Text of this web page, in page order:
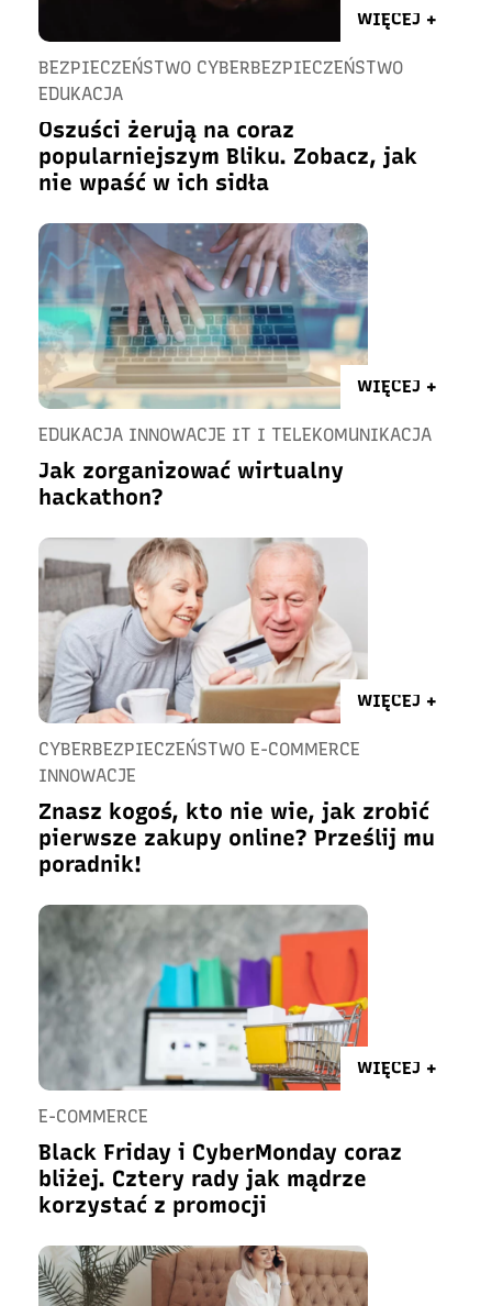
WIĘCEJ +
BEZPIECZEŃSTWO CYBERBEZPIECZEŃSTWO
EDUKACJA
Oszuści żerują na coraz
popularniejszym Bliku. Zobacz, jak
nie wpaść w ich sidła
WIĘCEJ +
EDUKACJA INNOWACJE IT I TELEKOMUNIKACJA
Jak zorganizować wirtualny
hackathon?
WIĘCEJ +
CYBERBEZPIECZEŃSTWO E-COMMERCE
INNOWACJE
Znasz kogoś, kto nie wie, jak zrobić
pierwsze zakupy online? Prześlij mu
poradnik!
WIĘCEJ +
E-COMMERCE
Black Friday i CyberMonday coraz
bliżej. Cztery rady jak mądrze
korzystać z promocji